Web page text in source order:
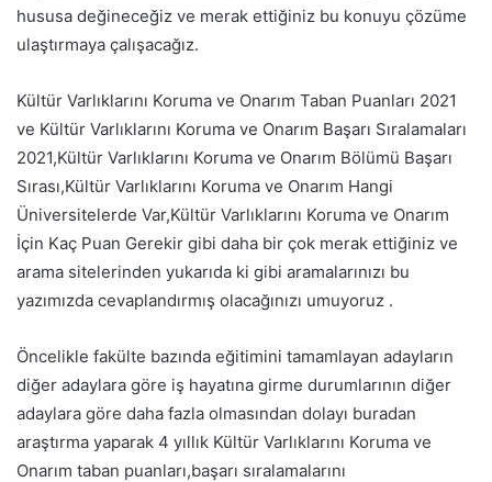
hususa değineceğiz ve merak ettiğiniz bu konuyu çözüme
ulaştırmaya çalışacağız.
Kültür Varlıklarını Koruma ve Onarım Taban Puanları 2021
ve Kültür Varlıklarını Koruma ve Onarım Başarı Sıralamaları
2021,Kültür Varlıklarını Koruma ve Onarım Bölümü Başarı
Sırası,Kültür Varlıklarını Koruma ve Onarım Hangi
Üniversitelerde Var,Kültür Varlıklarını Koruma ve Onarım
İçin Kaç Puan Gerekir gibi daha bir çok merak ettiğiniz ve
arama sitelerinden yukarıda ki gibi aramalarınızı bu
yazımızda cevaplandırmış olacağınızı umuyoruz .
Öncelikle fakülte bazında eğitimini tamamlayan adayların
diğer adaylara göre iş hayatına girme durumlarının diğer
adaylara göre daha fazla olmasından dolayı buradan
araştırma yaparak 4 yıllık Kültür Varlıklarını Koruma ve
Onarım taban puanları,başarı sıralamalarını